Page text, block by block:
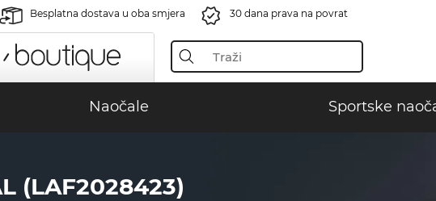
Besplatna dostava u oba smjera 30 dana prava na povrat
Naočale Sportske
(LAF2028423)